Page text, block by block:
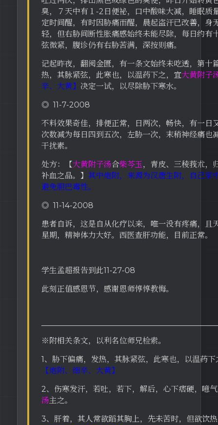
臭，７天中有１-2日便祕，口中酸味大减，睡眠质
定时间醒，有时因胁痛而醒，晨起盗汗已改善，身
轻，但右胁间断性胀痛感始终未能尽除，每日约有
弦微紧，腹诊仍有右胁苦满，深按则痛。
记起昨夜，翻阅金匮，有一条文始终未吃透，第十
热，其脉紧弦，此寒也，以温药下之，宜大黄附子
辛、大黄】 决定一试，以尽除胁下寒水。
◎ 11-7-2008
不料效果奇佳，排便正常，日两次，畅快，有一日
次数减为每日四到五次，左胁一次，末稍神经痛也
干扰素。
处方：【大黄附子汤合柴芩玉 ，青皮、三稜莪朮，
补血之品。】 其中炮附，来源为汉唐生附，自己家
避免胆巴毒性。
◎ 11-14-2008
患者自诉，这是自从化疗以来，唯一没有疼痛，且
星期，精神体力大好。西医查肝功能，目前正常。
学生孟超报告到此11-27-08
此刻正值感恩节，感谢恩师惇惇教悔。
※附相关条文，以利名位师兄检索。
1、胁下偏痛，发热，其脉紧弦，此寒也，以温药下
【炮附、细辛、大黄】
2、伤寒发汗，若吐，若下，解后，心下痞硬，噫
汤主之。
3、肝着，其人常欲蹈其胸上，先未苦时，但欲饮